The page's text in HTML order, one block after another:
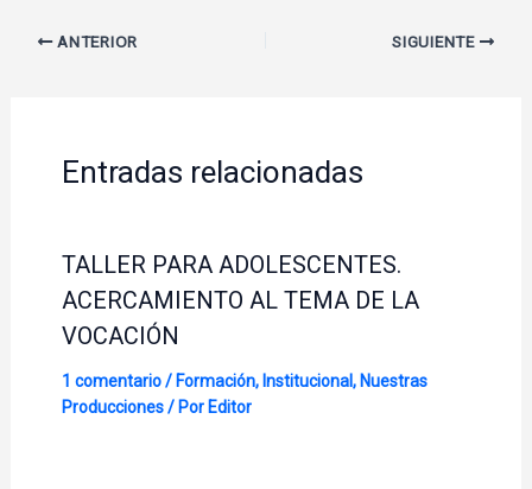
ANTERIOR SIGUIENTE
Entradas relacionadas
TALLER PARA ADOLESCENTES.
ACERCAMIENTO AL TEMA DE LA
VOCACIÓN
1 comentario / Formación, Institucional, Nuestras
Producciones/ Por Editor